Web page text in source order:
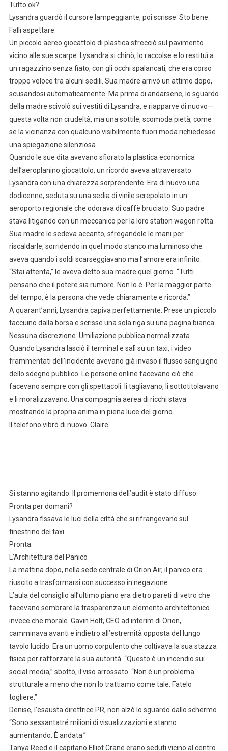
Tutto ok?
Lysandra guardò il cursore lampeggiante, poi scrisse. Sto bene.
Falli aspettare.
Un piccolo aereo giocattolo di plastica sfrecciò sul pavimento
vicino alle sue scarpe. Lysandra si chinò, lo raccolse e lo restituì a
un ragazzino senza fiato, con gli occhi spalancati, che era corso
troppo veloce tra alcuni sedili. Sua madre arrivò un attimo dopo,
scusandosi automaticamente. Ma prima di andarsene, lo sguardo
della madre scivolò sui vestiti di Lysandra, e riapparve di nuovo—
questa volta non crudeltà, ma una sottile, scomoda pietà, come
se la vicinanza con qualcuno visibilmente fuori moda richiedesse
una spiegazione silenziosa.
Quando le sue dita avevano sfiorato la plastica economica
dell’aeroplanino giocattolo, un ricordo aveva attraversato
Lysandra con una chiarezza sorprendente. Era di nuovo una
dodicenne, seduta su una sedia di vinile screpolato in un
aeroporto regionale che odorava di caffè bruciato. Suo padre
stava litigando con un meccanico per la loro station wagon rotta.
Sua madre le sedeva accanto, sfregandole le mani per
riscaldarle, sorridendo in quel modo stanco ma luminoso che
aveva quando i soldi scarseggiavano ma l’amore era infinito.
“Stai attenta,” le aveva detto sua madre quel giorno. “Tutti
pensano che il potere sia rumore. Non lo è. Per la maggior parte
del tempo, è la persona che vede chiaramente e ricorda.”
A quarant’anni, Lysandra capiva perfettamente. Prese un piccolo
taccuino dalla borsa e scrisse una sola riga su una pagina bianca:
Nessuna discrezione. Umiliazione pubblica normalizzata.
Quando Lysandra lasciò il terminal e salì su un taxi, i video
frammentati dell’incidente avevano già invaso il flusso sanguigno
dello sdegno pubblico. Le persone online facevano ciò che
facevano sempre con gli spettacoli: li tagliavano, li sottotitolavano
e li moralizzavano. Una compagnia aerea di ricchi stava
mostrando la propria anima in piena luce del giorno.
Il telefono vibrò di nuovo. Claire.
Si stanno agitando. Il promemoria dell’audit è stato diffuso.
Pronta per domani?
Lysandra fissava le luci della città che si rifrangevano sul
finestrino del taxi.
Pronta.
L’Architettura del Panico
La mattina dopo, nella sede centrale di Orion Air, il panico era
riuscito a trasformarsi con successo in negazione.
L’aula del consiglio all’ultimo piano era dietro pareti di vetro che
facevano sembrare la trasparenza un elemento architettonico
invece che morale. Gavin Holt, CEO ad interim di Orion,
camminava avanti e indietro all’estremità opposta del lungo
tavolo lucido. Era un uomo corpulento che coltivava la sua stazza
fisica per rafforzare la sua autorità. “Questo è un incendio sui
social media,” sbottò, il viso arrossato. “Non è un problema
strutturale a meno che non lo trattiamo come tale. Fatelo
togliere.”
Denise, l’esausta direttrice PR, non alzò lo sguardo dallo schermo.
“Sono sessantatré milioni di visualizzazioni e stanno
aumentando. È andata.”
Tanya Reed e il capitano Elliot Crane erano seduti vicino al centro